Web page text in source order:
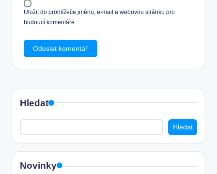
Uložit do prohlížeče jméno, e-mail a webovou stránku pro
budoucí komentáře.
Hledat
Hledat
Novinky